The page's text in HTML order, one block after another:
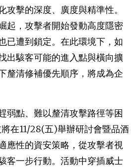
攻擊的深度、廣度與精準性。
起，攻擊者開始發動高度隱密
已遭到鎖定。在此環境下，如
出駭客可能的進入點與橫向擴
釐清修補優先順序，將成為企
弱點、難以釐清攻擊路徑等困
在11/28(五)舉辦研討會暨品酒
應性的資安策略， 從攻擊者視
客一步行動。活動中穿插威士